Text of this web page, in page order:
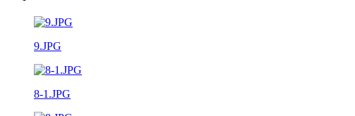
9.JPG
8-1.JPG